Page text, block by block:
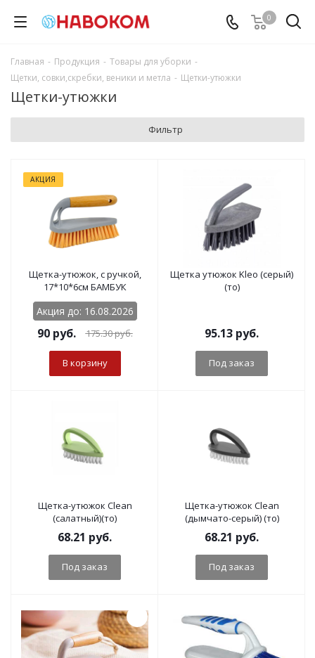
0
Главная - Продукция - Товары для уборки -
Щетки, совки,скребки, веники и метла - Щетки-утюжки
Щетки-утюжки
Фильтр
АКЦИЯ
Щетка-утюжок, с ручкой,
17*10*6см БАМБУК
Акция до: 16.08.2026
90руб. 175.30руб.
В корзину
Щетка утюжок Kleo (серый)
(то)
95.13 руб.
Под заказ
Щетка-утюжок Clean
(салатный)(то)
68.21 руб.
Под заказ
Щетка-утюжок Clean
(дымчато-серый) (то)
68.21 руб.
Под заказ